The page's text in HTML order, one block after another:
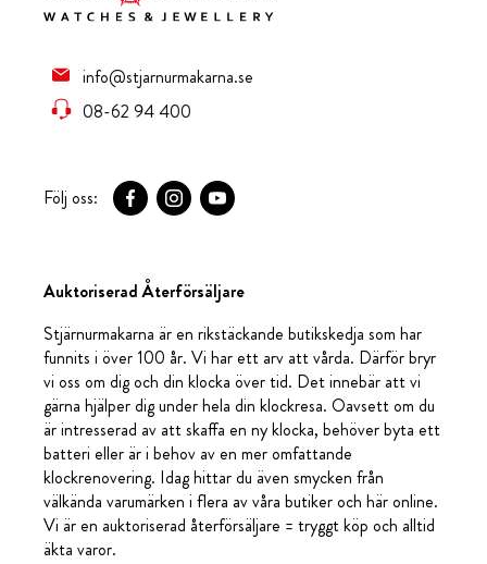
info@stjarnurmakarna.se
08-62 94 400
Följ oss:
Auktoriserad Återförsäljare
Stjärnurmakarna är en rikstäckande butikskedja som har
funnits i över 100 år. Vi har ett arv att vårda. Därför bryr
vi oss om dig och din klocka över tid. Det innebär att vi
gärna hjälper dig under hela din klockresa. Oavsett om du
är intresserad av att skaffa en ny klocka, behöver byta ett
batteri eller är i behov av en mer omfattande
klockrenovering. Idag hittar du även smycken från
välkända varumärken i flera av våra butiker och här online.
Vi är en auktoriserad återförsäljare = tryggt köp och alltid
äkta varor.